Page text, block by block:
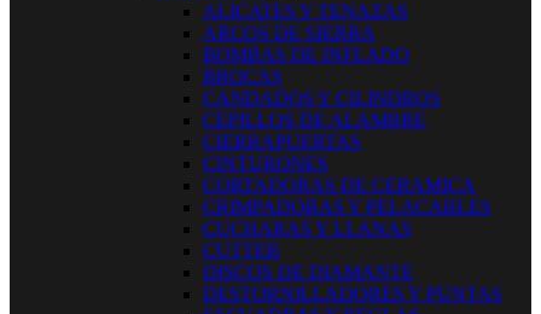
ALICATES Y TENAZAS
ARCOS DE SIERRA
BOMBAS DE INFLADO
BROCAS
CANDADOS Y CILINDROS
CEPILLOS DE ALAMBRE
CIERRAPUERTAS
CINTURONES
CORTADORAS DE CERAMICA
CRIMPADORAS Y PELACABLES
CUCHARAS Y LLANAS
CUTTER
DISCOS DE DIAMANTE
DESTORNILLADORES Y PUNTAS